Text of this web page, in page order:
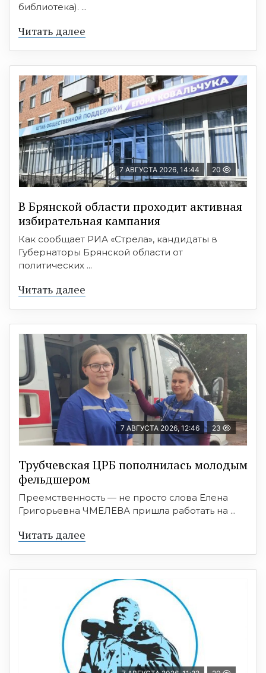
библиотека). ...
Читать далее
7 АВГУСТА 2026, 14:44 20
В Брянской области проходит активная
избирательная кампания
Как сообщает РИА «Стрела», кандидаты в
Губернаторы Брянской области от
политических ...
Читать далее
7 АВГУСТА 2026, 12:46 23
Трубчевская ЦРБ пополнилась молодым
фельдшером
Преемственность — не просто слова Елена
Григорьевна ЧМЕЛЕВА пришла работать на ...
Читать далее